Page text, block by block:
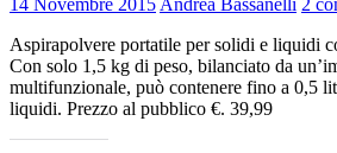
14 Novembre 2015 Andrea Bassanelli 2
Aspirapolvere portatile per solidi e liquidi
Con solo 1,5 kg di peso, bilanciato da
multifunzionale, può contenere fino a 0,5
liquidi. Prezzo al pubblico €. 39,99